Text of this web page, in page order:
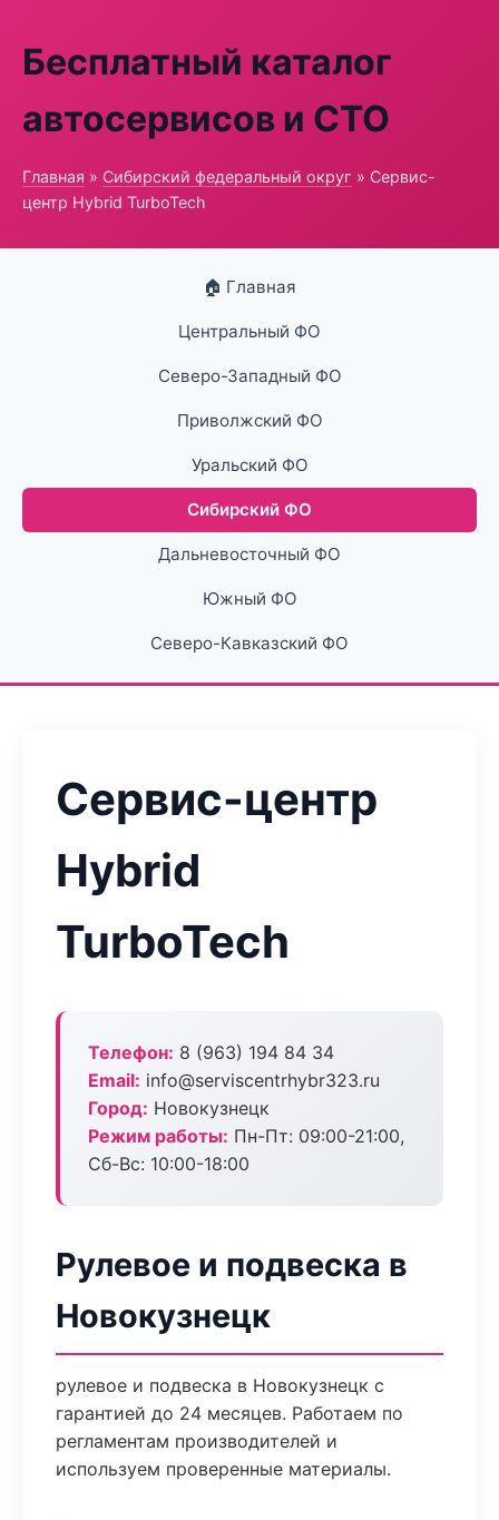
Бесплатный каталог
автосервисов и СТО
Главная » Сибирский федеральный округ » Сервис-
центр Hybrid TurboTech
🏠 Главная
Центральный ФО
Северо-Западный ФО
Приволжский ФО
Уральский ФО
Сибирский ФО
Дальневосточный ФО
Южный ФО
Северо-Кавказский ФО
Сервис-центр
Hybrid
TurboTech
Телефон: 8 (963) 194 84 34
Email: info@serviscentrhybr323.ru
Город: Новокузнецк
Режим работы: Пн-Пт: 09:00-21:00,
Сб-Вс: 10:00-18:00
Рулевое и подвеска в
Новокузнецк
рулевое и подвеска в Новокузнецк с
гарантией до 24 месяцев. Работаем по
регламентам производителей и
используем проверенные материалы.